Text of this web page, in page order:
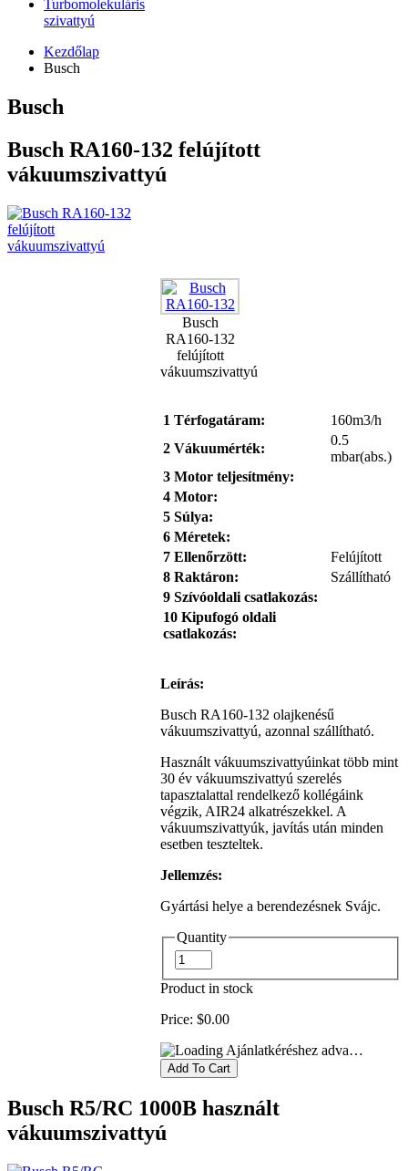
Turbomolekuláris
szivattyú
Kezdőlap
Busch
Busch
Busch RA160-132 felújított
vákuumszivattyú
Busch
RA160-132
felújított
vákuumszivattyú
1 Térfogatáram:
160m3/h
2 Vákuumérték:
0.5
mbar(abs.)
3 Motor teljesítmény:
4 Motor:
5 Súlya:
6 Méretek:
7 Ellenőrzött:
Felújított
8 Raktáron:
Szállítható
9 Szívóoldali csatlakozás:
10 Kipufogó oldali
csatlakozás:
Leírás:
Busch RA160-132 olajkenésű
vákuumszivattyú, azonnal szállítható.
Használt vákuumszivattyúinkat több mint
30 év vákuumszivattyú szerelés
tapasztalattal rendelkező kollégáink
végzik, AIR24 alkatrészekkel. A
vákuumszivattyúk, javítás után minden
esetben teszteltek.
Jellemzés:
Gyártási helye a berendezésnek Svájc.
Quantity
Product in stock
Price: $0.00
Ajánlatkéréshez adva…
Busch R5/RC 1000B használt
vákuumszivattyú